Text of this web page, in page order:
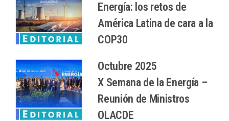
Energía: los retos de
América Latina de cara a la
COP30
Octubre 2025
X Semana de la Energía –
Reunión de Ministros
OLACDE